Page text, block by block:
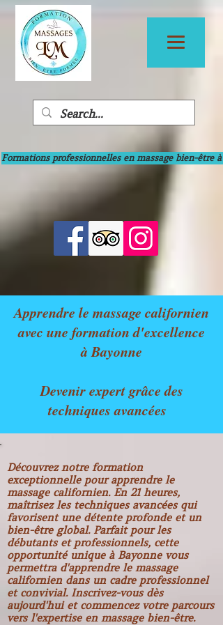
Formations professionnelles en massage bien-être à
Apprendre le massage californien
avec une formation d'excellence
à Bayonne
Devenir expert grâce des
techniques avancées
Découvrez notre formation
exceptionnelle pour apprendre le
massage californien. En 21 heures,
maîtrisez les techniques avancées qui
favorisent une détente profonde et un
bien-être global. Parfait pour les
débutants et professionnels, cette
opportunité unique à Bayonne vous
permettra d'apprendre le massage
californien dans un cadre professionnel
et convivial. Inscrivez-vous dès
aujourd'hui et commencez votre parcours
vers l'expertise en massage bien-être.